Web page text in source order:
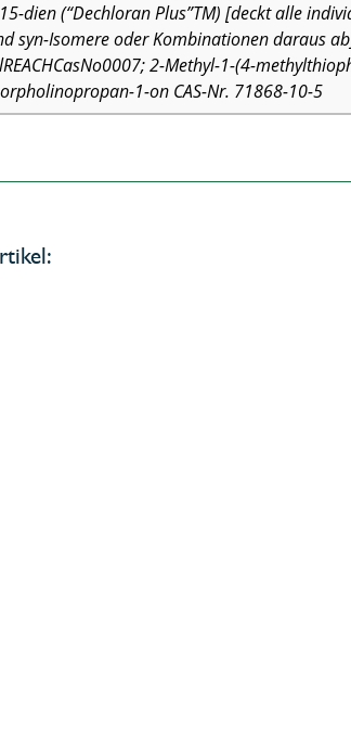
dien (“Dechloran Plus”TM) [deckt alle
syn-Isomere oder Kombinationen daraus
2-Methyl-1-(4-
1-on CAS-Nr. 71868-10-5